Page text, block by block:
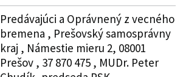
Predávajúci a Oprávnený z vecného
bremena , Prešovský samosprávny
kraj , Námestie mieru 2, 08001
Prešov , 37 870 475 , MUDr. Peter